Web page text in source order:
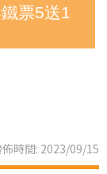
票5送1
佈時間: 2023/09/15